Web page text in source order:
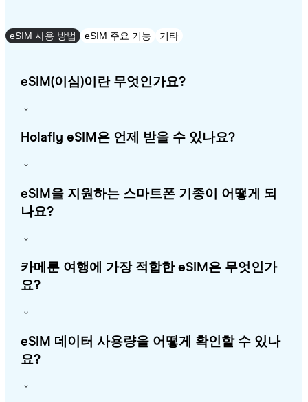
eSIM 사용 방법 eSIM 주요 기능 기타
eSIM(이심)이란 무엇인가요?
Holafly eSIM은 언제 받을 수 있나요?
eSIM을 지원하는 스마트폰 기종이 어떻게 되
나요?
카메룬 여행에 가장 적합한 eSIM은 무엇인가
요?
eSIM 데이터 사용량을 어떻게 확인할 수 있나
요?